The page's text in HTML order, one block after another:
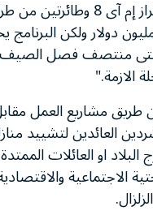
منتصف فصل الصيف.
الازمة."
مساعدة 600 الف ناج عن طريق
العائدين لتشييد
او العائلات
الاجتماعية